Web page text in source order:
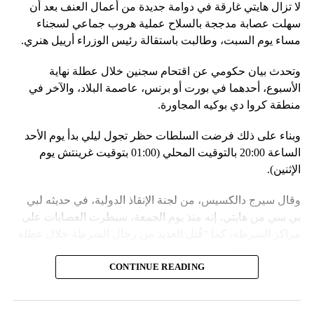
في السياق، أشار رئيس أركان القوات المسلّحة البيلاروسية
الجنرال فيكتور غوليفيتش إلى أنّه «في إطار هذا الحدث، تمّت
احتياطي»، لافتاً إلى أنّه «فور إنجاز عملية الانتشار هذه،
سنستعرض المسائل المتعلّقة بالاستعدادات لاستخدام الأسلحة
النووية غير الاستراتيجية».
وفي أوكرانيا، فكّكت أجهزة الأمن شبكة من العملاء التابعين
لجهاز الأمن الفدرالي الروسي «كانوا يعدّون لاغتيال الرئيس
الأوكراني» فولوديمير زيلينسكي ومسؤولين كبار آخرين، مثل
أوامر من موسكو. وأوقفت الأجهزة الأوكرانية ضابطَي أمن،
مشيرةً إلى أن المشتبه فيهما اللذَين أوقفا «شخصان برتبة
الحكوميين.
الفدرالي الروسي ويُشتبه في أن المسؤولَين «نقلا معلومات
لا تزال هايتي غارقة في دوامة جديدة من أعمال العنف بعد أن
سهلت عصابة مدججة بالسلاح عملية هروب جماعي لسجناء
مساء يوم السبت، وطالبت باستقالة رئيس الوزراء أرييل هنري.
وتحدث بيان حكومي عن اقتحام سجنين خلال عطلة نهاية
الأسبوع، أحدهما في بورت أو برنس، عاصمة البلاد، والآخر في
منطقة كروا دي بوكيه المجاورة.
وبناء على ذلك فرضت السلطات حظر تجول ليلي بدأ يوم الأحد
الساعة 20:00 بالتوقيت المحلي (01:00 بتوقيت غرينتش يوم
الإثنين).
وقال سيرج دالكسيس، من لجنة الإنقاذ الدولية، في حديثه لبي
بي سي من هايتي، إنه منذ يوم الجمعة، سيطرت العصابات على
وأدى ذلك إلى تشتيت انتباه السلطات وتسهيل تنفيذ هجوم منسق
ومخطط له على السجون.
CONTINUE READING